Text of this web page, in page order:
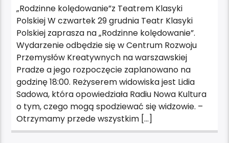
„Rodzinne kolędowanie”z Teatrem Klasyki
Polskiej W czwartek 29 grudnia Teatr Klasyki
Polskiej zaprasza na „Rodzinne kolędowanie”.
Wydarzenie odbędzie się w Centrum Rozwoju
Przemysłów Kreatywnych na warszawskiej
Pradze a jego rozpoczęcie zaplanowano na
godzinę 18:00. Reżyserem widowiska jest Lidia
Sadowa, która opowiedziała Radiu Nowa Kultura
o tym, czego mogą spodziewać się widzowie. –
Otrzymamy przede wszystkim […]